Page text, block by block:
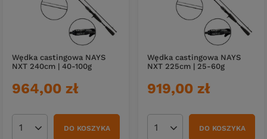
Wędka castingowa NAYS
NXT 240cm | 40-100g
964,00 zł
Ilość produktówDO KOSZYKA
Wędka castingowa NAYS
NXT 225cm | 25-60g
919,00 zł
Ilość produktówDO KOSZYKA